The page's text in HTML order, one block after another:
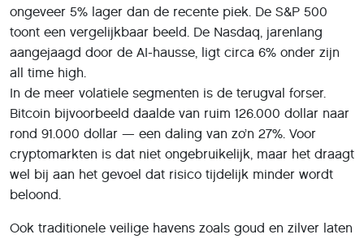
ongeveer 5% lager dan de recente piek. De S&P 500
toont een vergelijkbaar beeld. De Nasdaq, jarenlang
aangejaagd door de AI-hausse, ligt circa 6% onder zijn
all time high.
In de meer volatiele segmenten is de terugval forser.
Bitcoin bijvoorbeeld daalde van ruim 126.000 dollar naar
rond 91.000 dollar — een daling van zo’n 27%. Voor
cryptomarkten is dat niet ongebruikelijk, maar het draagt
wel bij aan het gevoel dat risico tijdelijk minder wordt
beloond.
Ook traditionele veilige havens zoals goud en zilver laten